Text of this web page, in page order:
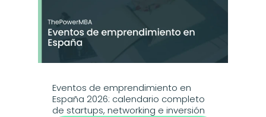
Eventos de emprendimiento en
España 2026: calendario completo
de startups, networking e inversión